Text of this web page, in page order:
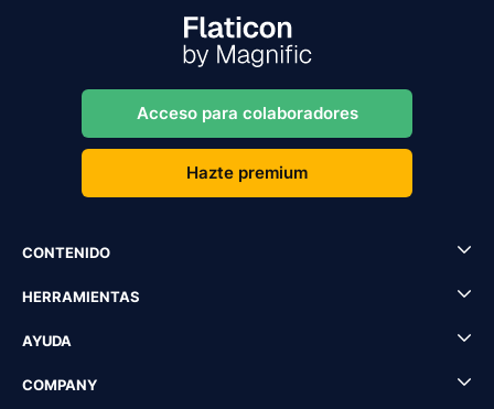
Acceso para colaboradores
Hazte premium
CONTENIDO
HERRAMIENTAS
AYUDA
COMPANY